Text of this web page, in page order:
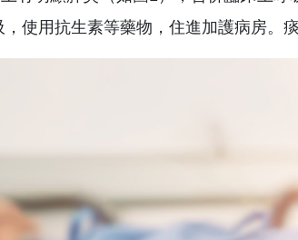
使用抗生素等藥物，住進加護病房。